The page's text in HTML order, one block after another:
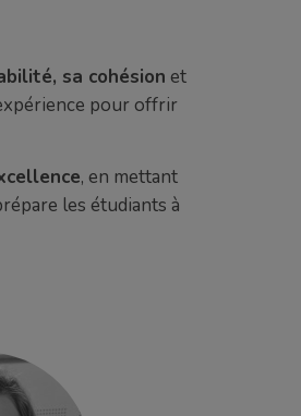
sa cohésion et
pour offrir
, en mettant
les étudiants à